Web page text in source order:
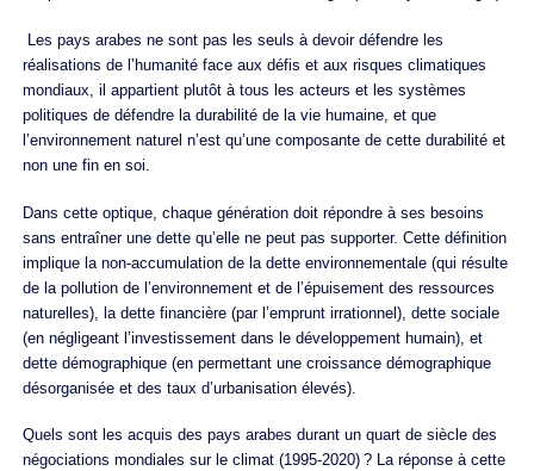
Les pays arabes ne sont pas les seuls à devoir défendre les
réalisations de l’humanité face aux défis et aux risques climatiques
mondiaux, il appartient plutôt à tous les acteurs et les systèmes
politiques de défendre la durabilité de la vie humaine, et que
l’environnement naturel n’est qu’une composante de cette durabilité et
non une fin en soi.
Dans cette optique, chaque génération doit répondre à ses besoins
sans entraîner une dette qu’elle ne peut pas supporter. Cette définition
implique la non-accumulation de la dette environnementale (qui résulte
de la pollution de l’environnement et de l’épuisement des ressources
naturelles), la dette financière (par l’emprunt irrationnel), dette sociale
(en négligeant l’investissement dans le développement humain), et
dette démographique (en permettant une croissance démographique
désorganisée et des taux d’urbanisation élevés).
Quels sont les acquis des pays arabes durant un quart de siècle des
négociations mondiales sur le climat (1995-2020) ? La réponse à cette